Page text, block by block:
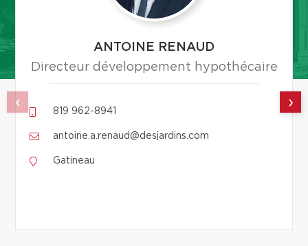
ANTOINE RENAUD
Directeur développement hypothécaire
819 962-8941
antoine.a.renaud@desjardins.com
Gatineau
›
‹